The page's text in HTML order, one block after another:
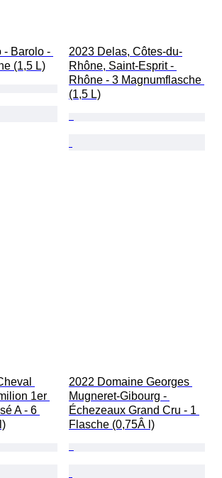
- Barolo -
(1,5 L)
2023 Delas, Côtes-du-
Rhône, Saint-Esprit -
Rhône - 3 Magnumflasche
(1,5 L)
1er
A - 6
2022 Domaine Georges
Mugneret-Gibourg -
Échezeaux Grand Cru - 1
Flasche (0,75Â l)